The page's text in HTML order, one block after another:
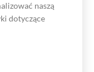
naszą
dotyczące